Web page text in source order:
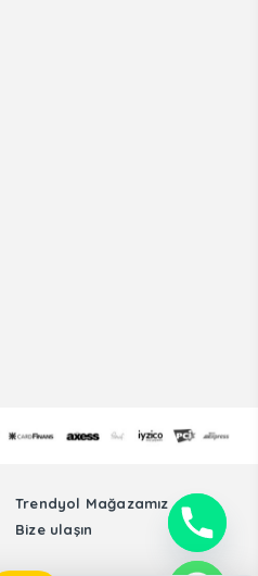
Trendyol Mağazamız
Bize ulaşın